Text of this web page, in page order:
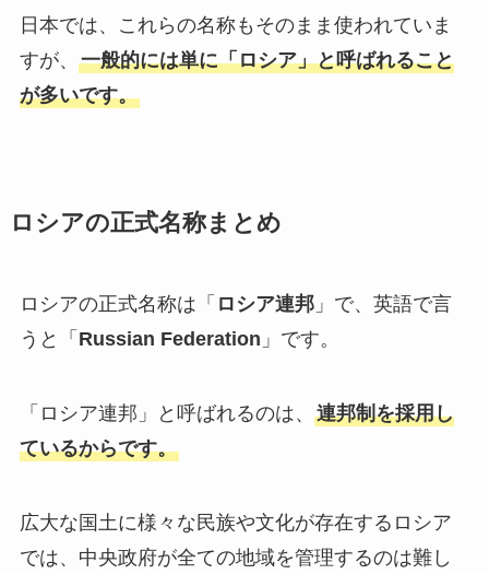
日本では、これらの名称もそのまま使われていま
すが、 一般的には単に「ロシア」と呼ばれること
が多いです。
ロシアの正式名称まとめ
ロシアの正式名称は「 ロシア連邦」で、英語で言
うと「 Russian Federation 」です。
「ロシア連邦」と呼ばれるのは、 連邦制を採用し
ているからです。
広大な国土に様々な民族や文化が存在するロシア
では、中央政府が全ての地域を管理するのは難し